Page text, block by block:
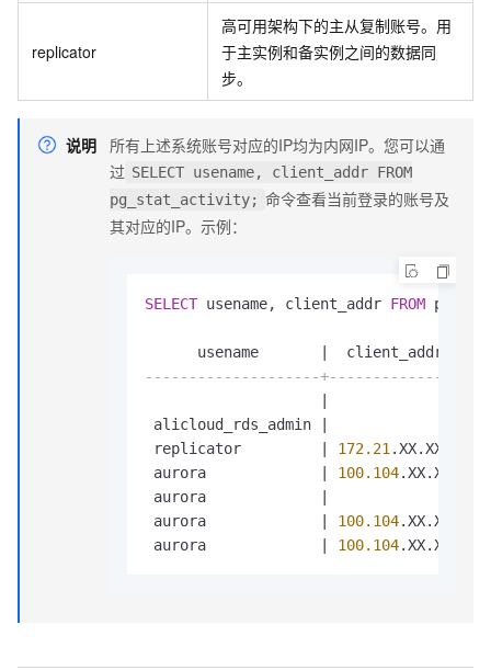
replicator
高可用架构下的主从复制账号。用
于主实例和备实例之间的数据同
步。
说明
所有上述系统账号对应的IP均为内网IP。您可以通
过 SELECT usename, client_addr FROM
pg_stat_activity; 命令查看当前登录的账号及
其对应的IP。示例：
SELECT usename, client_addr FROM
--------------------+----------------
alicloud_rds_admin |
replicator         | 172.21 .XX.XX
aurora             | 100.104.XX.XX
aurora             |
aurora             | 100.104.XX.XX
aurora             | 100.104